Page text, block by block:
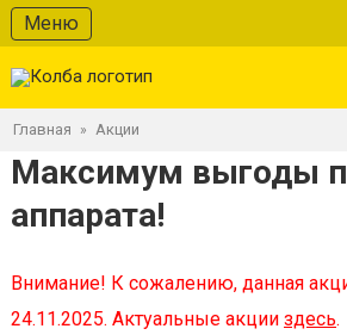
Меню
Главная » Акции
Максимум выгоды
аппарата!
Внимание! К сожалению, данная
24.11.2025. Актуальные акции здесь.